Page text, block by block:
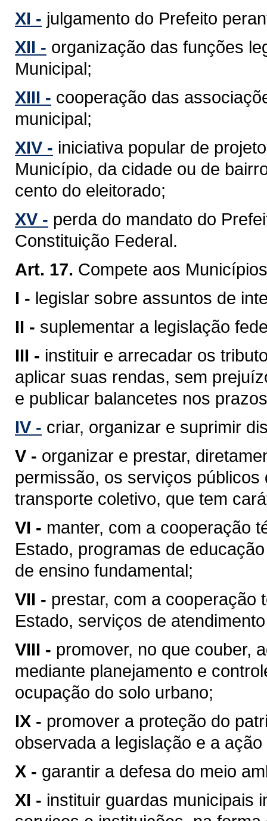
XI - julgamento do Prefeito
XII - organização das funções
Municipal;
XIII - cooperação das
municipal;
XIV - iniciativa popular de
Município, da cidade ou de
cento do eleitorado;
XV - perda do mandato do
Constituição Federal.
Art. 17. Compete aos
I - legislar sobre assuntos de
II - suplementar a legislação
III - instituir e arrecadar os
aplicar suas rendas, sem
e publicar balancetes nos
IV - criar, organizar e suprimir
V - organizar e prestar,
permissão, os serviços
transporte coletivo, que tem
VI - manter, com a cooperação
Estado, programas de
de ensino fundamental;
VII - prestar, com a cooperação
Estado, serviços de
VIII - promover, no que couber,
mediante planejamento e
ocupação do solo urbano;
IX - promover a proteção do
observada a legislação e a
X - garantir a defesa do meio
XI - instituir guardas municipais